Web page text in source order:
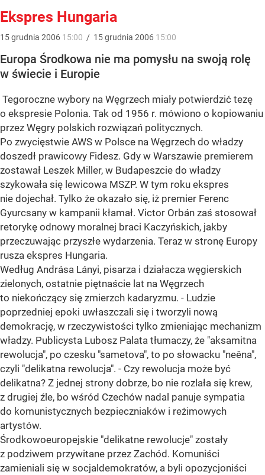
Ekspres Hungaria
15grudnia 2006 15:00 / 15grudnia 2006 15:00
Europa Środkowa nie ma pomysłu na swoją rolę
w świecie i Europie
Tegoroczne wybory na Węgrzech miały potwierdzić tezę
o ekspresie Polonia. Tak od 1956 r. mówiono o kopiowaniu
przez Węgry polskich rozwiązań politycznych.
Po zwycięstwie AWS w Polsce na Węgrzech do władzy
doszedł prawicowy Fidesz. Gdy w Warszawie premierem
zostawał Leszek Miller, w Budapeszcie do władzy
szykowała się lewicowa MSZP. W tym roku ekspres
nie dojechał. Tylko że okazało się, iż premier Ferenc
Gyurcsany w kampanii kłamał. Victor Orbán zaś stosował
retorykę odnowy moralnej braci Kaczyńskich, jakby
przeczuwając przyszłe wydarzenia. Teraz w stronę Europy
rusza ekspres Hungaria.
Według Andrása Lányi, pisarza i działacza węgierskich
zielonych, ostatnie piętnaście lat na Węgrzech
to niekończący się zmierzch kadaryzmu. - Ludzie
poprzedniej epoki uwłaszczali się i tworzyli nową
demokrację, w rzeczywistości tylko zmieniając mechanizm
władzy. Publicysta Lubosz Palata tłumaczy, że "aksamitna
rewolucja", po czesku "sametova", to po słowacku "neěna",
czyli "delikatna rewolucja". - Czy rewolucja może być
delikatna? Z jednej strony dobrze, bo nie rozlała się krew,
z drugiej źle, bo wśród Czechów nadal panuje sympatia
do komunistycznych bezpieczniaków i reżimowych
artystów.
Środkowoeuropejskie "delikatne rewolucje" zostały
z podziwem przywitane przez Zachód. Komuniści
zamieniali się w socjaldemokratów, a byli opozycjoniści